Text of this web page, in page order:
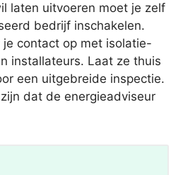
laten uitvoeren moet je zelf
bedrijf inschakelen.
je contact op met isolatie-
installateurs. Laat ze thuis
een uitgebreide inspectie.
dat de energieadviseur